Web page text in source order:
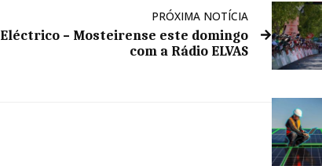
PRÓXIMA NOTÍCIA
Eléctrico – Mosteirense este domingo
com a Rádio ELVAS